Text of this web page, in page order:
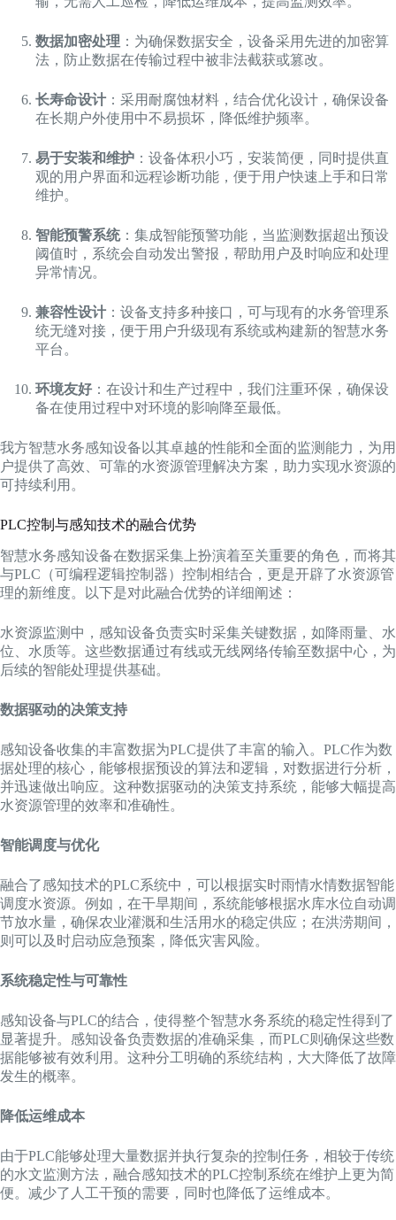
数据加密处理 ：为确保数据安全，设备采用先进的加密算
法，防止数据在传输过程中被非法截获或篡改。
长寿命设计 ：采用耐腐蚀材料，结合优化设计，确保设备
在长期户外使用中不易损坏，降低维护频率。
易于安装和维护 ：设备体积小巧，安装简便，同时提供直
观的用户界面和远程诊断功能，便于用户快速上手和日常
维护。
智能预警系统：集成智能预警功能，当监测数据超出预设
阈值时，系统会自动发出警报，帮助用户及时响应和处理
异常情况。
兼容性设计 ：设备支持多种接口，可与现有的水务管理系
统无缝对接，便于用户升级现有系统或构建新的智慧水务
平台。
环境友好：在设计和生产过程中，我们注重环保，确保设
备在使用过程中对环境的影响降至最低。
我方智慧水务感知设备以其卓越的性能和全面的监测能力，为用
户提供了高效、可靠的水资源管理解决方案，助力实现水资源的
可持续利用。
PLC控制与感知技术的融合优势
智慧水务感知设备在数据采集上扮演着至关重要的角色，而将其
与PLC（可编程逻辑控制器）控制相结合，更是开辟了水资源管
理的新维度。以下是对此融合优势的详细阐述：
水资源监测中，感知设备负责实时采集关键数据，如降雨量、水
位、水质等。这些数据通过有线或无线网络传输至数据中心，为
后续的智能处理提供基础。
数据驱动的决策支持
感知设备收集的丰富数据为PLC提供了丰富的输入。PLC作为数
据处理的核心，能够根据预设的算法和逻辑，对数据进行分析，
并迅速做出响应。这种数据驱动的决策支持系统，能够大幅提高
水资源管理的效率和准确性。
智能调度与优化
融合了感知技术的PLC系统中，可以根据实时雨情水情数据智能
调度水资源。例如，在干旱期间，系统能够根据水库水位自动调
节放水量，确保农业灌溉和生活用水的稳定供应；在洪涝期间，
则可以及时启动应急预案，降低灾害风险。
系统稳定性与可靠性
感知设备与PLC的结合，使得整个智慧水务系统的稳定性得到了
显著提升。感知设备负责数据的准确采集，而PLC则确保这些数
据能够被有效利用。这种分工明确的系统结构，大大降低了故障
发生的概率。
降低运维成本
由于PLC能够处理大量数据并执行复杂的控制任务，相较于传统
的水文监测方法，融合感知技术的PLC控制系统在维护上更为简
便。减少了人工干预的需要，同时也降低了运维成本。